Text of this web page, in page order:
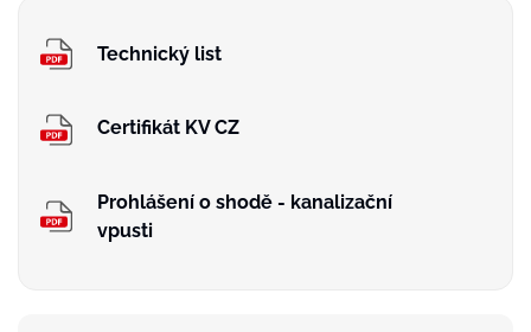
Technický list
Certifikát KV CZ
Prohlášení o shodě - kanalizační
vpusti